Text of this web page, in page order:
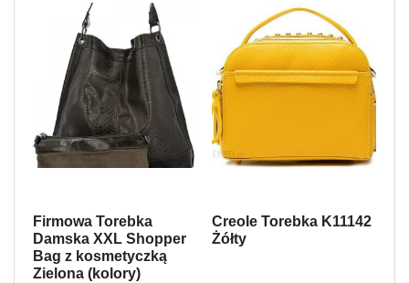
Firmowa Torebka
Damska XXL Shopper
Bag z kosmetyczką
Zielona (kolory)
Creole Torebka K11142
Żółty